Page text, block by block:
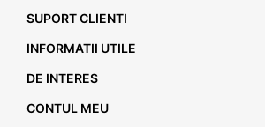
SUPORT CLIENTI
INFORMATII UTILE
DE INTERES
CONTUL MEU